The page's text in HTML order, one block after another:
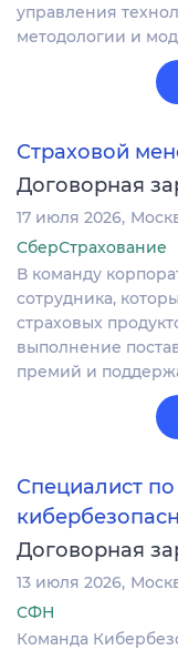
управления
методологии и
Страховой
Договорная
17 июля 2026
СберСтрахование
В команду
сотрудника,
страховых
выполнение
премий и
Специалист
Договорная
13 июля 2026
СФН
Команда